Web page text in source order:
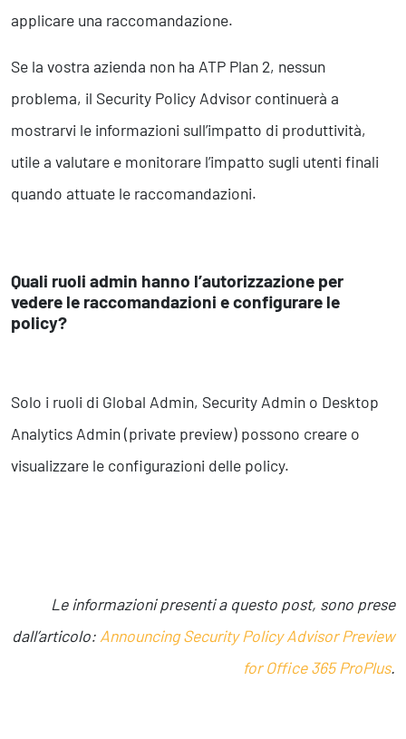
applicare una raccomandazione.
Se la vostra azienda non ha ATP Plan 2, nessun
problema, il Security Policy Advisor continuerà a
mostrarvi le informazioni sull’impatto di produttività,
utile a valutare e monitorare l’impatto sugli utenti finali
quando attuate le raccomandazioni.
Quali ruoli admin hanno l’autorizzazione per
vedere le raccomandazioni e configurare le
policy?
Solo i ruoli di Global Admin, Security Admin o Desktop
Analytics Admin (private preview) possono creare o
visualizzare le configurazioni delle policy.
Le informazioni presenti a questo post, sono prese
dall’articolo: Announcing Security Policy Advisor Preview
for Office 365 ProPlus.